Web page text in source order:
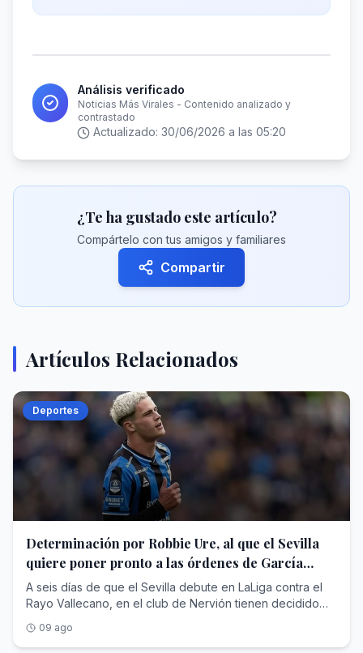
Análisis verificado
Noticias Más Virales - Contenido analizado y
contrastado
Actualizado: 30/06/2026 a las 05:20
¿Te ha gustado este artículo?
Compártelo con tus amigos y familiares
Compartir
Artículos Relacionados
Deportes
Determinación por Robbie Ure, al que el Sevilla
quiere poner pronto a las órdenes de García
Plaza pese a las dificultades
A seis días de que el Sevilla debute en LaLiga contra el
Rayo Vallecano, en el club de Nervión tienen decidido
para dotar a Luis García Plaza de varias de las piezas que
09 ago